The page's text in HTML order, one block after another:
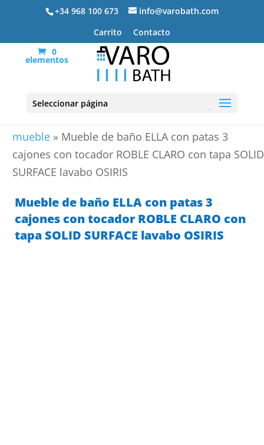
+34 968 100 673
info@varobath.com
Carrito
Contacto
0
elementos
Seleccionar página
mueble » Mueble de baño ELLA con patas 3
cajones con tocador ROBLE CLARO con tapa SOLID
SURFACE lavabo OSIRIS
Mueble de baño ELLA con patas 3
cajones con tocador ROBLE CLARO con
tapa SOLID SURFACE lavabo OSIRIS